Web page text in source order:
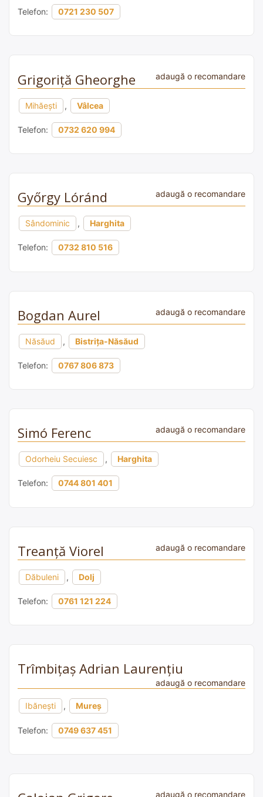
Telefon: 0721 230 507
Grigoriță Gheorghe adaugă o recomandare
Mihăești , Vâlcea
Telefon: 0732 620 994
Győrgy Lóránd adaugă o recomandare
Sândominic , Harghita
Telefon: 0732 810 516
Bogdan Aurel adaugă o recomandare
Năsăud , Bistrița-Năsăud
Telefon: 0767 806 873
Simó Ferenc adaugă o recomandare
Odorheiu Secuiesc , Harghita
Telefon: 0744 801 401
Treanță Viorel adaugă o recomandare
Dăbuleni , Dolj
Telefon: 0761 121 224
Trîmbițaș Adrian Laurențiu
adaugă o recomandare
Ibănești , Mureș
Telefon: 0749 637 451
adaugă o recomandare